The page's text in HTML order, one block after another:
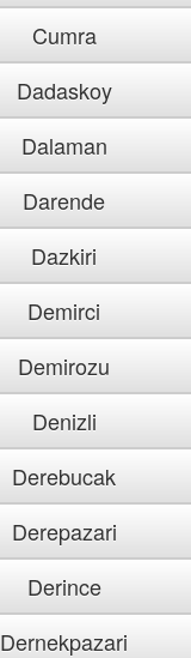
Cumra
Dadaskoy
Dalaman
Darende
Dazkiri
Demirci
Demirozu
Denizli
Derebucak
Derepazari
Derince
Dernekpazari